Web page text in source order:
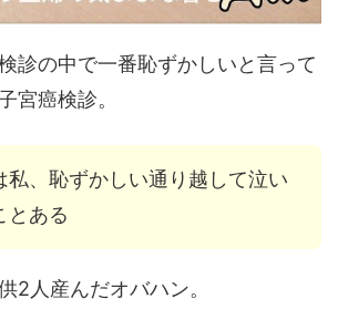
診の中で一番恥ずかしいと言って
宮癌検診。
私、恥ずかしい通り越して泣い
とある
2人産んだオバハン。